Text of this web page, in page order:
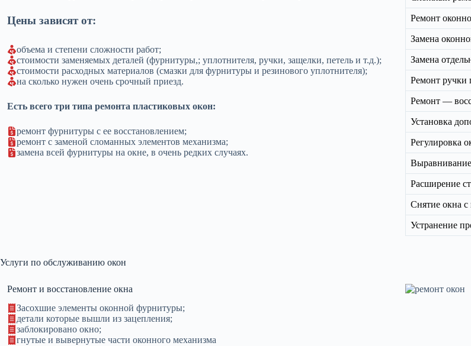
Цены зависят от:
объема и степени сложности работ;
стоимости заменяемых деталей (фурнитуры,; уплотнителя, ручки, защелки, петель и т.д.);
стоимости расходных материалов (смазки для фурнитуры и резинового уплотнителя);
на сколько нужен очень срочный приезд.
Есть всего три типа ремонта пластиковых окон:
ремонт фурнитуры с ее восстановлением;
ремонт с заменой сломанных элементов механизма;
замена всей фурнитуры на окне, в очень редких случаях.
Ремонт
Замена
Замена
Ремонт ручки
Ремонт —
Установка
Регулировка
Расширение
Снятие окна с
Устранение
Услуги по обслуживанию окон
Ремонт и восстановление окна
Засохшие элементы оконной фурнитуры;
детали которые вышли из зацепления;
заблокировано окно;
гнутые и вывернутые части оконного механизма